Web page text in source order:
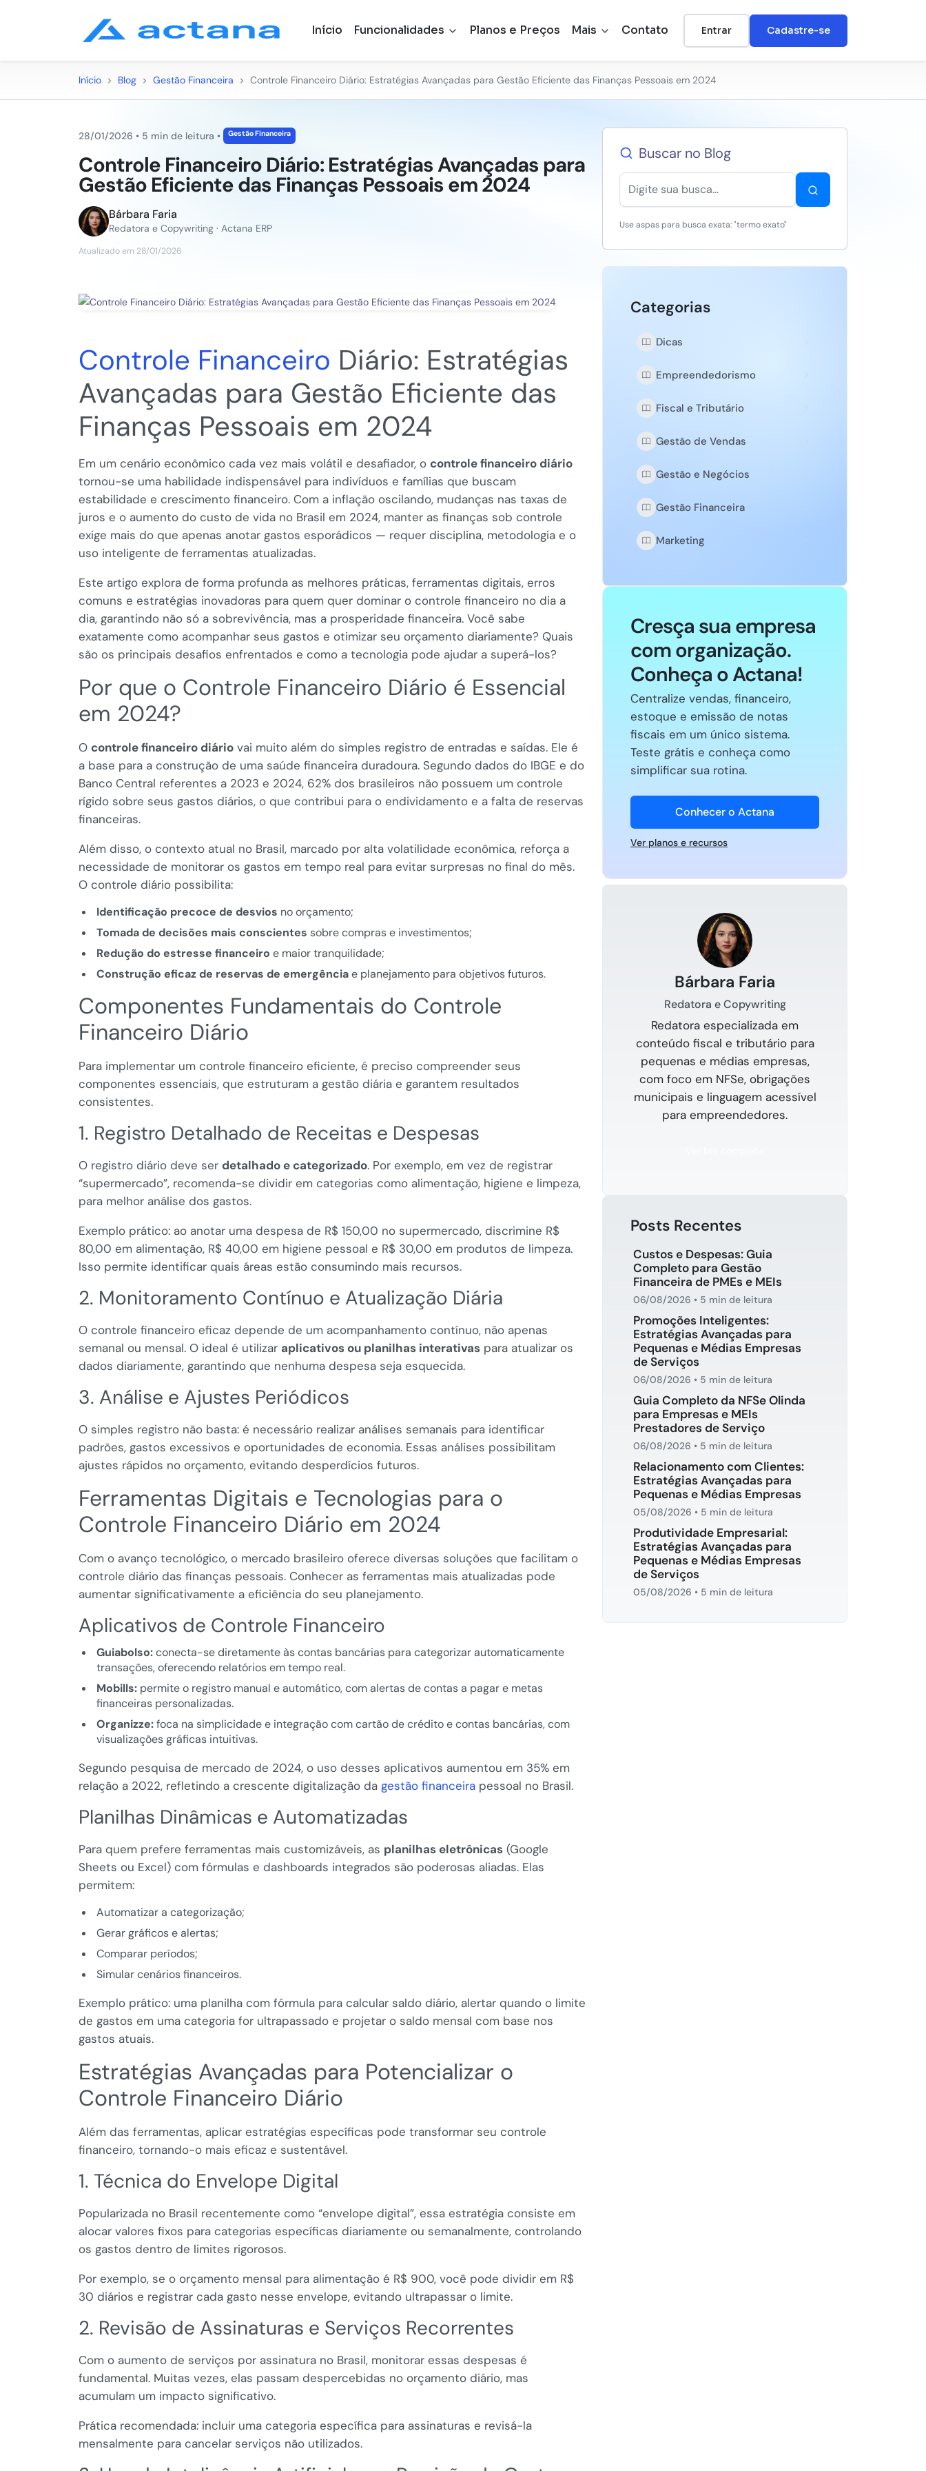
Início Funcionalidades Planos e Preços Mais Contato Entrar Cadastre-se
Início > Blog > Gestão Financeira > Controle Financeiro Diário: Estratégias Avançadas para Gestão Eficiente das Finanças Pessoais em 2024
28/01/2026 • 5 min de leitura • Gestão Financeira
Controle Financeiro Diário: Estratégias Avançadas para
Gestão Eficiente das Finanças Pessoais em 2024
Bárbara Faria
Redatora e Copywriting · Actana ERP
Atualizado em 28/01/2026
Controle Financeiro Diário: Estratégias
Avançadas para Gestão Eficiente das
Finanças Pessoais em 2024
Em um cenário econômico cada vez mais volátil e desafiador, o controle financeiro diário
tornou-se uma habilidade indispensável para indivíduos e famílias que buscam
estabilidade e crescimento financeiro. Com a inflação oscilando, mudanças nas taxas de
juros e o aumento do custo de vida no Brasil em 2024, manter as finanças sob controle
exige mais do que apenas anotar gastos esporádicos — requer disciplina, metodologia e o
uso inteligente de ferramentas atualizadas.
Este artigo explora de forma profunda as melhores práticas, ferramentas digitais, erros
comuns e estratégias inovadoras para quem quer dominar o controle financeiro no dia a
dia, garantindo não só a sobrevivência, mas a prosperidade financeira. Você sabe
exatamente como acompanhar seus gastos e otimizar seu orçamento diariamente? Quais
são os principais desafios enfrentados e como a tecnologia pode ajudar a superá-los?
Por que o Controle Financeiro Diário é Essencial
em 2024?
O controle financeiro diário vai muito além do simples registro de entradas e saídas. Ele é
a base para a construção de uma saúde financeira duradoura. Segundo dados do IBGE e do
Banco Central referentes a 2023 e 2024, 62% dos brasileiros não possuem um controle
rígido sobre seus gastos diários, o que contribui para o endividamento e a falta de reservas
financeiras.
Além disso, o contexto atual no Brasil, marcado por alta volatilidade econômica, reforça a
necessidade de monitorar os gastos em tempo real para evitar surpresas no final do mês.
O controle diário possibilita:
Identificação precoce de desvios no orçamento;
Tomada de decisões mais conscientes sobre compras e investimentos;
Redução do estresse financeiro e maior tranquilidade;
Construção eficaz de reservas de emergênciae planejamento para objetivos futuros.
Componentes Fundamentais do Controle
Financeiro Diário
Para implementar um controle financeiro eficiente, é preciso compreender seus
componentes essenciais, que estruturam a gestão diária e garantem resultados
consistentes.
1. Registro Detalhado de Receitas e Despesas
O registro diário deve ser detalhado e categorizado. Por exemplo, em vez de registrar
“supermercado”, recomenda-se dividir em categorias como alimentação, higiene e limpeza,
para melhor análise dos gastos.
Exemplo prático: ao anotar uma despesa de R$ 150,00 no supermercado, discrimine R$
80,00 em alimentação, R$ 40,00 em higiene pessoal e R$ 30,00 em produtos de limpeza.
Isso permite identificar quais áreas estão consumindo mais recursos.
2. Monitoramento Contínuo e Atualização Diária
O controle financeiro eficaz depende de um acompanhamento contínuo, não apenas
semanal ou mensal. O ideal é utilizar aplicativos ou planilhas interativas para atualizar os
dados diariamente, garantindo que nenhuma despesa seja esquecida.
3. Análise e Ajustes Periódicos
O simples registro não basta: é necessário realizar análises semanais para identificar
padrões, gastos excessivos e oportunidades de economia. Essas análises possibilitam
ajustes rápidos no orçamento, evitando desperdícios futuros.
Ferramentas Digitais e Tecnologias para o
Controle Financeiro Diário em 2024
Com o avanço tecnológico, o mercado brasileiro oferece diversas soluções que facilitam o
controle diário das finanças pessoais. Conhecer as ferramentas mais atualizadas pode
aumentar significativamente a eficiência do seu planejamento.
Aplicativos de Controle Financeiro
Guiabolso:conecta-se diretamente às contas bancárias para categorizar automaticamente
transações, oferecendo relatórios em tempo real.
Mobills:permite o registro manual e automático, com alertas de contas a pagar e metas
financeiras personalizadas.
Organizze:foca na simplicidade e integração com cartão de crédito e contas bancárias, com
visualizações gráficas intuitivas.
Segundo pesquisa de mercado de 2024, o uso desses aplicativos aumentou em 35% em
relação a 2022, refletindo a crescente digitalização da gestão financeira pessoal no Brasil.
Planilhas Dinâmicas e Automatizadas
Para quem prefere ferramentas mais customizáveis, as planilhas eletrônicas (Google
Sheets ou Excel) com fórmulas e dashboards integrados são poderosas aliadas. Elas
permitem:
Automatizar a categorização;
Gerar gráficos e alertas;
Comparar períodos;
Simular cenários financeiros.
Exemplo prático: uma planilha com fórmula para calcular saldo diário, alertar quando o limite
de gastos em uma categoria for ultrapassado e projetar o saldo mensal com base nos
gastos atuais.
Estratégias Avançadas para Potencializar o
Controle Financeiro Diário
Além das ferramentas, aplicar estratégias específicas pode transformar seu controle
financeiro, tornando-o mais eficaz e sustentável.
1. Técnica do Envelope Digital
Popularizada no Brasil recentemente como “envelope digital”, essa estratégia consiste em
alocar valores fixos para categorias específicas diariamente ou semanalmente, controlando
os gastos dentro de limites rigorosos.
Por exemplo, se o orçamento mensal para alimentação é R$ 900, você pode dividir em R$
30 diários e registrar cada gasto nesse envelope, evitando ultrapassar o limite.
2. Revisão de Assinaturas e Serviços Recorrentes
Com o aumento de serviços por assinatura no Brasil, monitorar essas despesas é
fundamental. Muitas vezes, elas passam despercebidas no orçamento diário, mas
acumulam um impacto significativo.
Prática recomendada: incluir uma categoria específica para assinaturas e revisá-la
mensalmente para cancelar serviços não utilizados.
Buscar no Blog
Use aspas para busca exata: "termo exato"
Categorias
Dicas
Empreendedorismo
Fiscal e Tributário
Gestão de Vendas
Gestão e Negócios
Gestão Financeira
Marketing
Cresça sua empresa
com organização.
Conheça o Actana!
Centralize vendas, financeiro,
estoque e emissão de notas
fiscais em um único sistema.
Teste grátis e conheça como
simplificar sua rotina.
Conhecer o Actana
Ver planos e recursos
Bárbara Faria
Redatora e Copywriting
Redatora especializada em
conteúdo fiscal e tributário para
pequenas e médias empresas,
com foco em NFSe, obrigações
municipais e linguagem acessível
para empreendedores.
Posts Recentes
Custos e Despesas: Guia
Completo para Gestão
Financeira de PMEs e MEIs
06/08/2026 • 5 min de leitura
Promoções Inteligentes:
Estratégias Avançadas para
Pequenas e Médias Empresas
de Serviços
06/08/2026 • 5 min de leitura
Guia Completo da NFSe Olinda
para Empresas e MEIs
Prestadores de Serviço
06/08/2026 • 5 min de leitura
Relacionamento com Clientes:
Estratégias Avançadas para
Pequenas e Médias Empresas
05/08/2026 • 5 min de leitura
Produtividade Empresarial:
Estratégias Avançadas para
Pequenas e Médias Empresas
de Serviços
05/08/2026 • 5 min de leitura